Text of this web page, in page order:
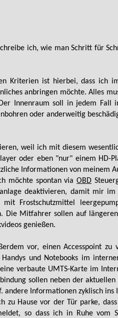
ich, wie man Schritt für
Kriterien ist hierbei, dass ich
anbringen möchte. Alles
Innenraum soll in jedem Fall
oder anderweitig
weil ich mit diesem
oder eben "nur" einem HD-
Informationen von meinem
möchte spontan viaOBD
deaktivieren, damit mir
mit Frostschutzmittel
Die Mitfahrer sollen auf
genießen.
vor, einen Accesspoint zu
und Notebooks im
verbaute UMTS-Karte im
sollen neben der
andere Informationen zyklisch
zu Hause vor der Tür parke,
so dass ich in Ruhe vom